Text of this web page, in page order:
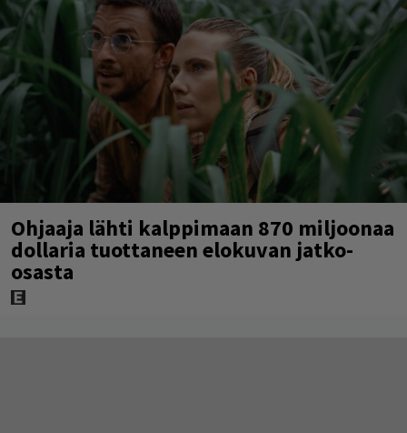
Ohjaaja lähti kalppimaan 870 miljoonaa
dollaria tuottaneen elokuvan jatko-
osasta